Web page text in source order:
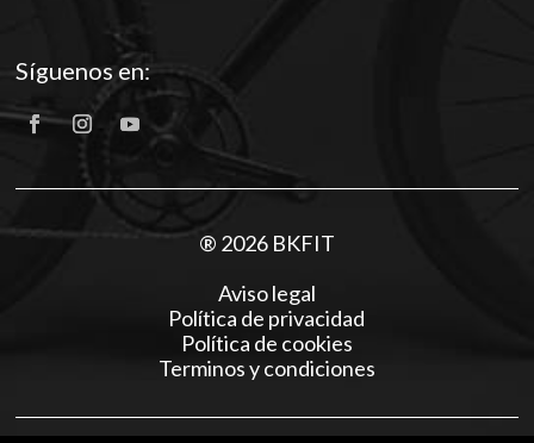
Síguenos en:
® 2026 BKFIT
Aviso legal
Política de privacidad
Política de cookies
Terminos y condiciones